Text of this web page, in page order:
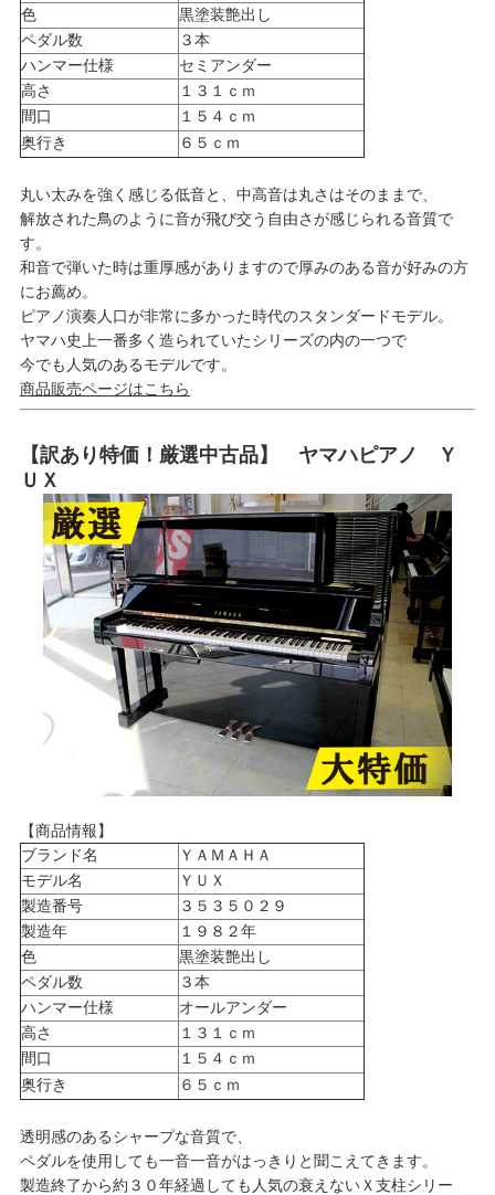
色
黒塗装艶出し
ペダル数
３本
ハンマー仕様
セミアンダー
高さ
１３１ｃｍ
間口
１５４ｃｍ
奥行き
６５ｃｍ
丸い太みを強く感じる低音と、中高音は丸さはそのままで、
解放された鳥のように音が飛び交う自由さが感じられる音質で
す。
和音で弾いた時は重厚感がありますので厚みのある音が好みの方
にお薦め。
ピアノ演奏人口が非常に多かった時代のスタンダードモデル。
ヤマハ史上一番多く造られていたシリーズの内の一つで
今でも人気のあるモデルです。
商品販売ページはこちら
【訳あり特価！厳選中古品】 ヤマハピアノ Ｙ
ＵＸ
【商品情報】
ブランド名
ＹＡＭＡＨＡ
モデル名
ＹＵＸ
製造番号
３５３５０２９
製造年
１９８２年
色
黒塗装艶出し
ペダル数
３本
ハンマー仕様
オールアンダー
高さ
１３１ｃｍ
間口
１５４ｃｍ
奥行き
６５ｃｍ
透明感のあるシャープな音質で、
ペダルを使用しても一音一音がはっきりと聞こえてきます。
製造終了から約３０年経過しても人気の衰えないＸ支柱シリー